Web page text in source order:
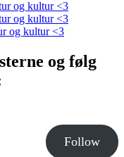
og kultur <3
og kultur <3
og kultur <3
og følg
Follow